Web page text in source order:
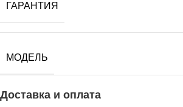
ГАРАНТИЯ
МОДЕЛЬ
Доставка и оплата